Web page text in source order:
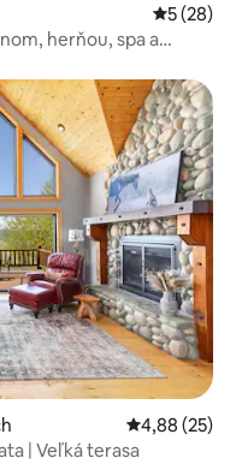
5 (28)
herňou, spa a
Priemerné
4,88 (25)
| Veľká terasa